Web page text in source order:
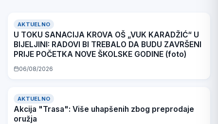
AKTUELNO
U TOKU SANACIJA KROVA OŠ „VUK KARADŽIĆ“ U
BIJELJINI: RADOVI BI TREBALO DA BUDU ZAVRŠENI
PRIJE POČETKA NOVE ŠKOLSKE GODINE (foto)
06/08/2026
AKTUELNO
Akcija "Trasa": Više uhapšenih zbog preprodaje
oružja